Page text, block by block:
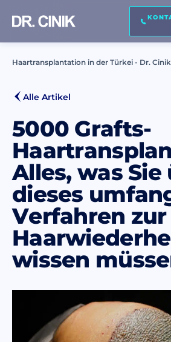
KONTAKTIEREN SIE
Nachname *
E-Mail *
Telefon *
Ich habe die Einwilligung für kommerzielleelektronische
Haartransplantation in der Türkei - Dr. Cinik
Alle Artikel
5000 Grafts-
Alles, was Sie
dieses
Verfahren zur
wissen